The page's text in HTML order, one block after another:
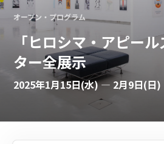
オープン・プログラム
「ヒロシマ・アピー
ター全展示
2025年1月15日(水) — 2月9日(日)